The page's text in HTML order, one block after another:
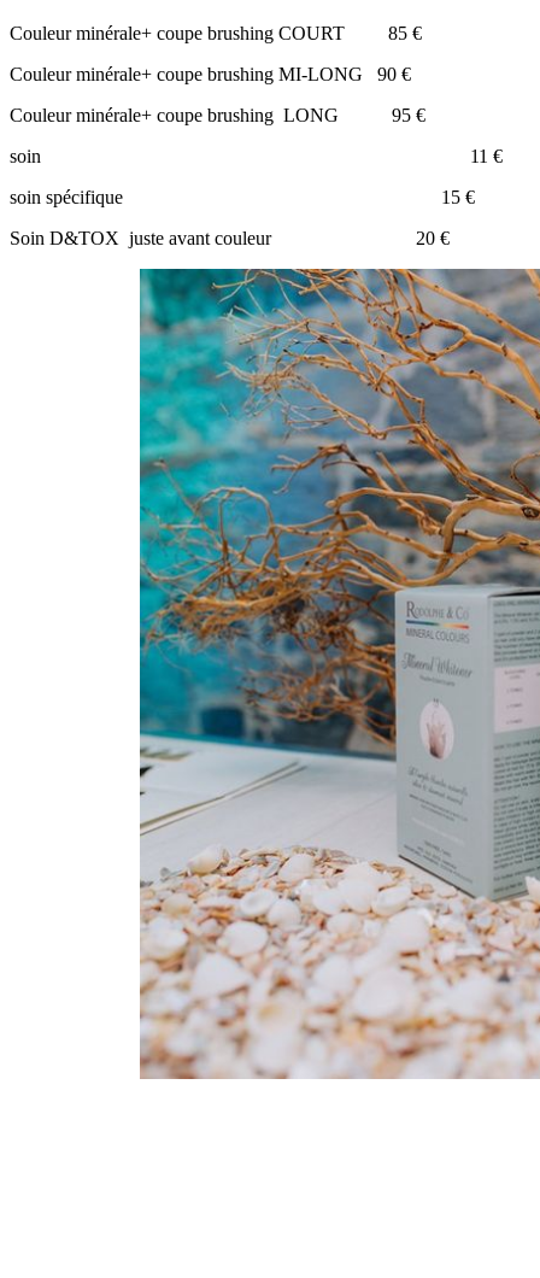
Couleur minérale+ coupe brushing COURT 85 €
Couleur minérale+ coupe brushing MI-LONG 90 €
Couleur minérale+ coupe brushing LONG 95 €
soin 11 €
soin spécifique 15 €
Soin D&TOX juste avant couleur 20 €